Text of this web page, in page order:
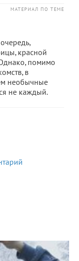
МАТЕРИАЛ ПО ТЕМЕ
красной
помимо
в
необычные
не каждый.